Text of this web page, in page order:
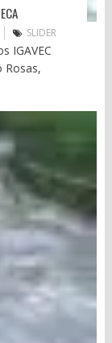
SLIDER
IGAVEC
Rosas,